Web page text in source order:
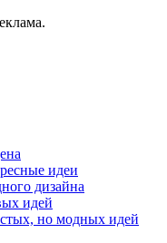
идеи
дизайна
идей
но модных идей